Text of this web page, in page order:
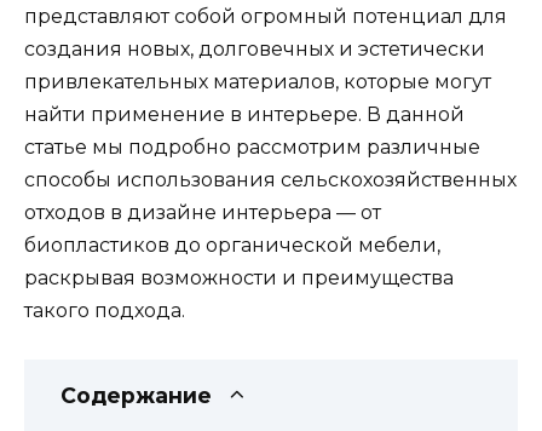
представляют собой огромный потенциал для
создания новых, долговечных и эстетически
привлекательных материалов, которые могут
найти применение в интерьере. В данной
статье мы подробно рассмотрим различные
способы использования сельскохозяйственных
отходов в дизайне интерьера — от
биопластиков до органической мебели,
раскрывая возможности и преимущества
такого подхода.
Содержание